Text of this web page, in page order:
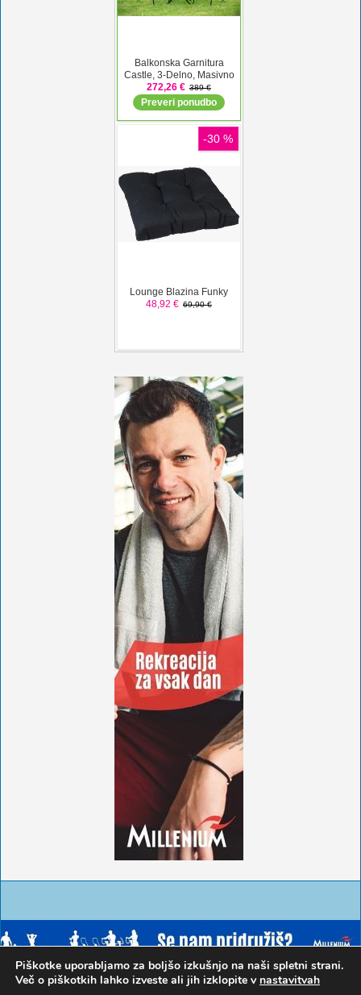
Piškotke uporabljamo za boljšo izkušnjo na naši spletni strani.
Več o piškotkih lahko izveste ali jih izklopite v nastavitvah